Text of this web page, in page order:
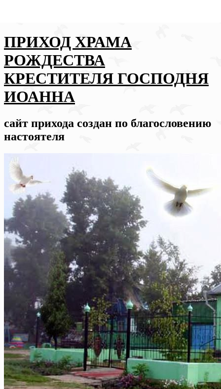
ПРИХОД ХРАМА
РОЖДЕСТВА
КРЕСТИТЕЛЯ ГОСПОДНЯ
ИОАННА
сайт прихода создан по благословению
настоятеля